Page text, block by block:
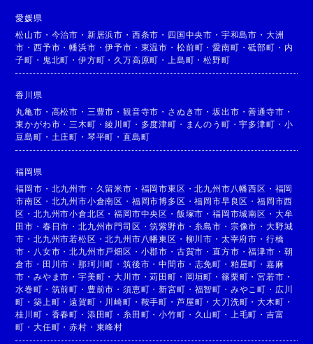
愛媛県
松山市 ・ 今治市 ・ 新居浜市 ・ 西条市 ・ 四国中央市 ・ 宇和島市 ・ 大洲
市 ・西予市 ・幡浜市 ・伊予市 ・ 東温市 ・ 松前町 ・愛南町 ・砥部町 ・ 内
子町 ・ 鬼北町 ・伊方町 ・ 久万高原町 ・ 上島町 ・松野町
香川県
丸亀市 ・ 高松市 ・ 三豊市 ・観音寺市 ・ さぬき市 ・坂出市 ・善通寺市 ・
東かがわ市 ・ 三木町 ・綾川町 ・ 多度津町 ・ まんのう町 ・宇多津町 ・ 小
豆島町 ・ 土庄町 ・ 琴平町 ・直島町
福岡県
福岡市 ・ 北九州市 ・ 久留米市 ・ 福岡市東区 ・北九州市八幡西区 ・ 福岡
市南区 ・ 北九州市小倉南区 ・ 福岡市博多区 ・福岡市早良区 ・福岡市西
区 ・北九州市小倉北区 ・福岡市中央区 ・ 飯塚市 ・福岡市城南区 ・ 大牟
田市 ・ 春日市 ・北九州市門司区 ・筑紫野市 ・ 糸島市 ・ 宗像市 ・ 大野城
市 ・北九州市若松区 ・北九州市八幡東区 ・ 柳川市 ・ 太宰府市 ・ 行橋
市 ・ 八女市 ・北九州市戸畑区 ・ 小郡市 ・ 古賀市 ・直方市 ・福津市 ・ 朝
倉市 ・ 田川市 ・那珂川町 ・筑後市 ・中間市 ・ 志免町 ・ 粕屋町 ・ 嘉麻
市 ・みやま市 ・宇美町 ・大川市 ・苅田町 ・ 岡垣町 ・ 篠栗町 ・宮若市 ・
水巻町 ・ 筑前町 ・ 豊前市 ・須恵町 ・新宮町 ・ 福智町 ・ みやこ町 ・ 広川
町 ・築上町 ・遠賀町 ・ 川崎町 ・ 鞍手町 ・ 芦屋町 ・大刀洗町 ・大木町 ・
桂川町 ・ 香春町 ・ 添田町 ・ 糸田町 ・小竹町 ・ 久山町 ・ 上毛町 ・ 吉富
町 ・大任町 ・赤村 ・ 東峰村